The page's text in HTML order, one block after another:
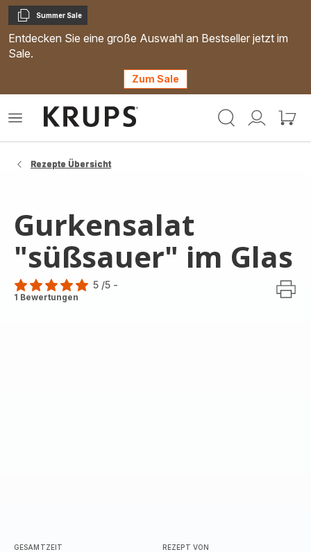
Kopieren
Summer Sale
Entdecken Sie eine große Auswahl an Bestseller jetzt im
Sale.
Zum Sale
Mein
Mein
Das
Rezepte Übersicht
Gurkensalat
"süßsauer" im Glas
Bewertung
5 /5 -
1 Bewertungen
GESAMTZEIT REZEPT VON